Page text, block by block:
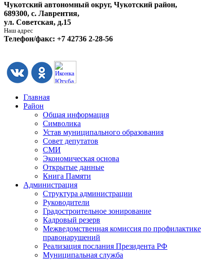
Чукотский автономный округ, Чукотский район,
689300, с. Лаврентия,
ул. Советская, д.15
Наш адрес
Телефон/факс: +7 42736 2-28-56
Главная
Район
Общая информация
Символика
Устав муниципального образования
Совет депутатов
СМИ
Экономическая основа
Открытые данные
Книга Памяти
Администрация
Структура администрации
Руководители
Градостроительное зонирование
Кадровый резерв
Межведомственная комиссия по профилактике
правонарушений
Реализация послания Президента РФ
Муниципальная служба